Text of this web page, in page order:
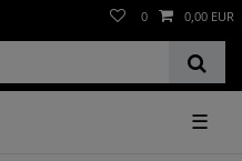
0 0,00 EUR
☰